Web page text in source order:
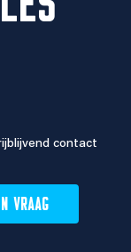
contact
VRAAG